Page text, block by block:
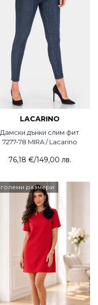
LACARINO
Дамски дънки слим фит
7277-78 MIRA / Lacarino
76,18 €/149,00 лв.
големи размери